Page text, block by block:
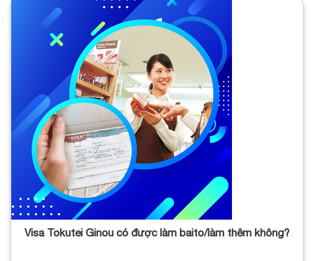
Visa Tokutei Ginou có được làm baito/làm thêm không?